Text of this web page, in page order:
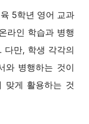
5학년 영어 교과
라인 학습과 병행
다만, 학생 각각의
와 병행하는 것이
맞게 활용하는 것